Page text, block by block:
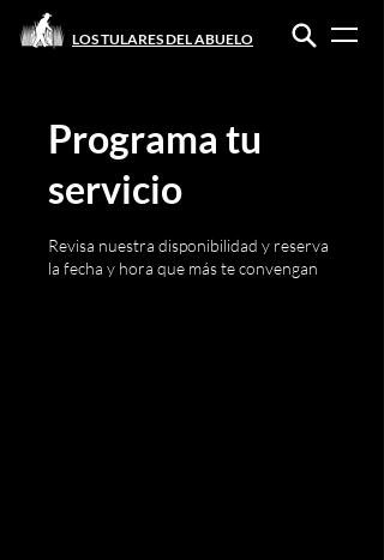
LOS TULARES DEL ABUELO
Programa tu
servicio
Revisa nuestra disponibilidad y reserva
la fecha y hora que más te convengan